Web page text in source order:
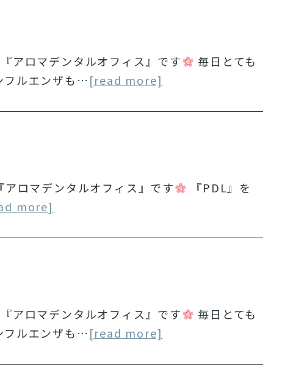
アロマデンタルオフィス』です
毎日とても
フルエンザも… [read more]
ロマデンタルオフィス』です
『PDL』を
more]
アロマデンタルオフィス』です
毎日とても
フルエンザも… [read more]